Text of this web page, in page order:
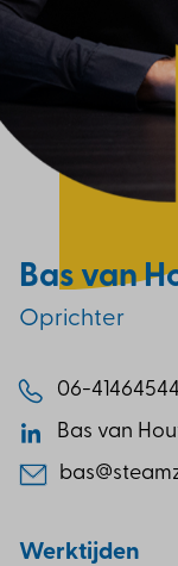
Bas van
Oprichter
06-41464544
Bas van
Werktijden